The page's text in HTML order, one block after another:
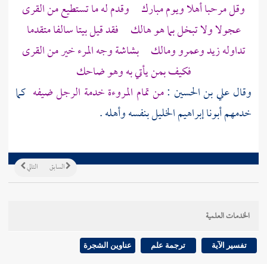
وقل مرحبا أهلا ويوم مبارك وقدم له ما تستطيع من القرى
عجولا ولا تبخل بما هو هالك فقد قيل بيتا سالفا متقدما
تداوله زيد وعمرو ومالك بشاشة وجه المرء خير من القرى
فكيف بمن يأتي به وهو ضاحك
وقالعلي بن الحسين :من تمام المروءة خدمة الرجل ضيفه كما
خدمهم أبوناإبراهيم الخليلبنفسه وأهله .
التالي السابق
الخدمات العلمية
تفسير الآية ترجمة علم عناوين الشجرة